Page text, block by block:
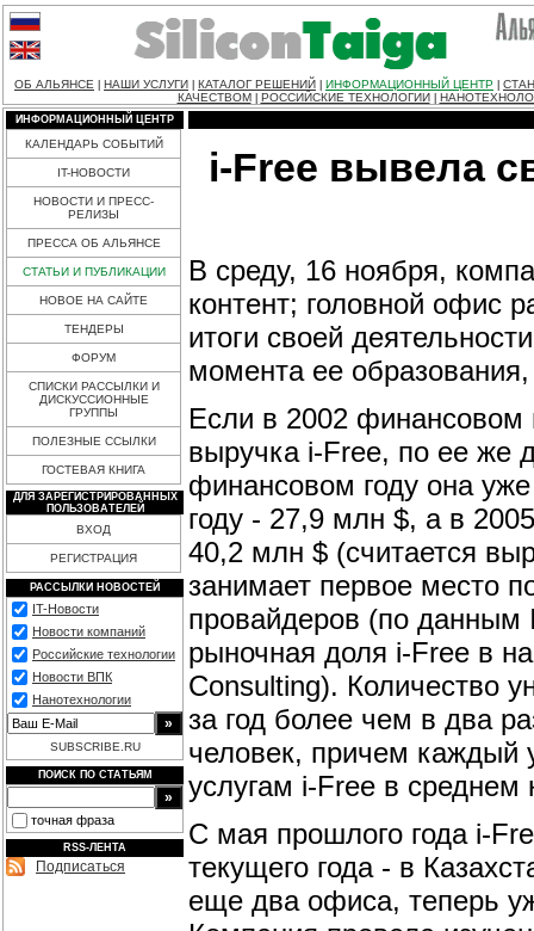
ОБ АЛЬЯНСЕ НАШИ УСЛУГИ КАТАЛОГ РЕШЕНИЙ ИНФОРМАЦИОННЫЙ ЦЕНТР
КАЧЕСТВОМ
РОССИЙСКИЕ ТЕХНОЛОГИИ
ИНФОРМАЦИОННЫЙ ЦЕНТР
КАЛЕНДАРЬ СОБЫТИЙ
IT-НОВОСТИ
НОВОСТИ И ПРЕСС-
РЕЛИЗЫ
ПРЕССА ОБ АЛЬЯНСЕ
СТАТЬИ И ПУБЛИКАЦИИ
НОВОЕ НА САЙТЕ
ТЕНДЕРЫ
ФОРУМ
СПИСКИ РАССЫЛКИ И
ДИСКУССИОННЫЕ
ГРУППЫ
ПОЛЕЗНЫЕ ССЫЛКИ
ГОСТЕВАЯ КНИГА
ДЛЯ ЗАРЕГИСТРИРОВАННЫХ
ПОЛЬЗОВАТЕЛЕЙ
ВХОД
РЕГИСТРАЦИЯ
РАССЫЛКИ НОВОСТЕЙ
IT-Новости
Новости компаний
Российские технологии
Новости ВПК
Нанотехнологии
SUBSCRIBE.RU
ПОИСК ПО СТАТЬЯМ
точная фраза
RSS-ЛЕНТА
Подписаться
i-Free вывела
В среду, 16 ноября,
контент; головной офис
итоги своей
момента ее
Если в 2002 финансовом
выручка i-Free, по ее же
финансовом году она
году - 27,9 млн $, а в
40,2 млн $ (считается
занимает первое место
провайдеров (по
рыночная доля i-Free в
Consulting). Количество
за год более чем в два
человек, причем каждый
услугам i-Free в среднем
С мая прошлого года i-
текущего года - в
еще два офиса, теперь